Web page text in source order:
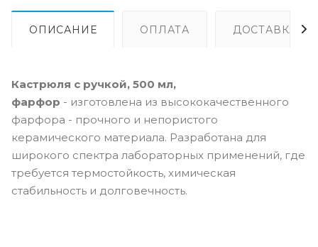
ОПИСАНИЕ ОПЛАТА ДОСТАВКА
Кастрюля с ручкой, 500 мл,
фарфор - изготовлена из высококачественного
фарфора - прочного и непористого
керамического материала. Разработана для
широкого спектра лабораторных применений, где
требуется термостойкость, химическая
стабильность и долговечность.